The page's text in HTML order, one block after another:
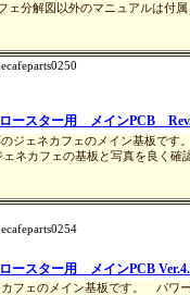
ェ分解図以外のマニュアルは付
ースター用 メインPCB
ジェネカフェのメイン基板で
ネカフェの基板と写真を良く確
ースター用 メインPCB
フェのメイン基板です。 パワ